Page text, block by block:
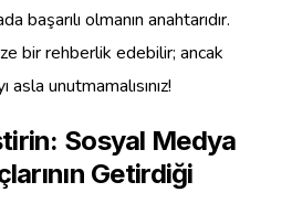
başarılı olmanın anahtarıdır.
bir rehberlik edebilir; ancak
asla unutmamalısınız!
Sosyal Medya
Getirdiği